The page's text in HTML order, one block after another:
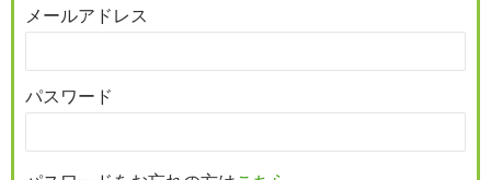
メールアドレス
パスワード